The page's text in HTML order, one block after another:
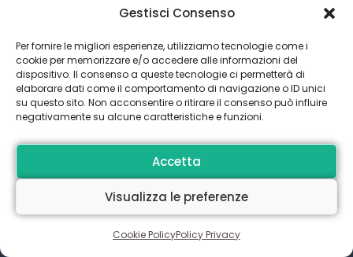
Gestisci Consenso
Per fornire le migliori esperienze, utilizziamo tecnologie come i
cookie per memorizzare e/o accedere alle informazioni del
dispositivo. Il consenso a queste tecnologie ci permetterà di
elaborare dati come il comportamento di navigazione o ID unici
su questo sito. Non acconsentire o ritirare il consenso può influire
negativamente su alcune caratteristiche e funzioni.
Accetta
Visualizza le preferenze
Cookie PolicyPolicy Privacy
Nessun vincolo. I dati restano tuoi. Iniziamo dal tuo
obiettivo.
Il Momento di Decidere il
Tuo Futuro Digitale